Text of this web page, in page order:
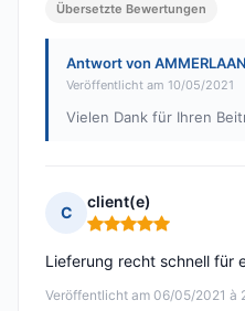
Übersetzte Bewertungen
Antwort von
Veröffentlicht am 10/05/2021
Vielen Dank für Ihren
C
client(e)
Hinweis: 5 von 5
Veröffentlicht am 06/05/2021 à
Lieferung recht schnell für